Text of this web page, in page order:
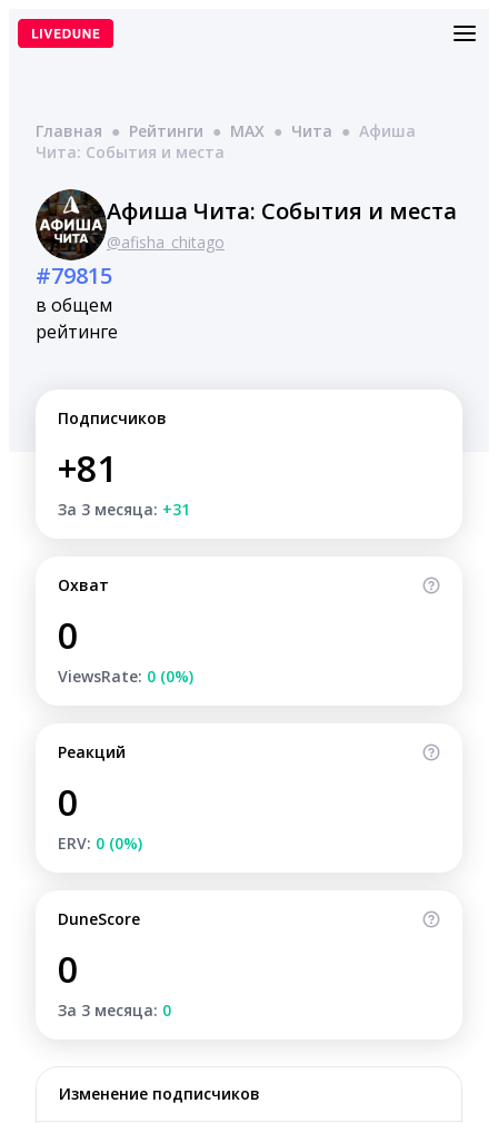
Перейти
Главная ● Рейтинги ● MAX ● Чита ● Афиша
Чита: События и места
Афиша Чита: События и места
@afisha_chitago
#79815
в общем
рейтинге
Подписчиков
+81
За 3 месяца: +31
Охват
0
ViewsRate: 0 (0%)
Реакций
0
ERV: 0 (0%)
DuneScore
0
За 3 месяца: 0
Изменение подписчиков